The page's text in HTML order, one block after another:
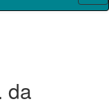
da